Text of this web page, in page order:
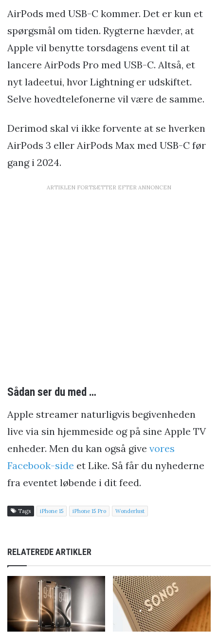
AirPods med USB-C kommer. Det er kun et
spørgsmål om tiden. Rygterne hævder, at
Apple vil benytte torsdagens event til at
lancere AirPods Pro med USB-C. Altså, et
nyt ladeetui, hvor Lightning er udskiftet.
Selve hovedtelefonerne vil være de samme.
Derimod skal vi ikke forvente at se hverken
AirPods 3 eller AirPods Max med USB-C før
gang i 2024.
ARTIKLEN FORTSÆTTER EFTER ANNONCEN
Sådan ser du med …
Apple streamer naturligvis begivenheden
live via sin hjemmeside og på sine Apple TV
enheder. Men du kan også give vores
Facebook-side et Like. Så får du nyhederne
fra eventet løbende i dit feed.
Tags iPhone 15 iPhone 15 Pro Wonderlust
RELATEREDE ARTIKLER